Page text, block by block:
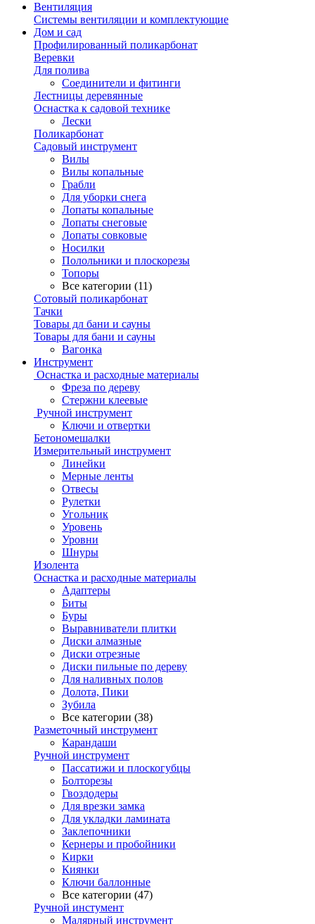
Вентиляция
Системы вентиляции и комплектующие
Дом и сад
Профилированный поликарбонат
Веревки
Для полива
Соединители и фитинги
Лестницы деревянные
Оснастка к садовой технике
Лески
Поликарбонат
Садовый инструмент
Вилы
Вилы копальные
Грабли
Для уборки снега
Лопаты копальные
Лопаты снеговые
Лопаты совковые
Носилки
Полольники и плоскорезы
Топоры
Все категории (11)
Сотовый поликарбонат
Тачки
Товары дл бани и сауны
Товары для бани и сауны
Вагонка
Инструмент
Оснастка и расходные материалы
Фреза по дереву
Стержни клеевые
Ручной инструмент
Ключи и отвертки
Бетономешалки
Измерительный инструмент
Линейки
Мерные ленты
Отвесы
Рулетки
Угольник
Уровень
Уровни
Шнуры
Изолента
Оснастка и расходные материалы
Адаптеры
Биты
Буры
Выравниватели плитки
Диски алмазные
Диски отрезные
Диски пильные по дереву
Для наливных полов
Долота, Пики
Зубила
Все категории (38)
Разметочный инструмент
Карандаши
Ручной инструмент
Пассатижи и плоскогубцы
Болторезы
Гвоздодеры
Для врезки замка
Для укладки ламината
Заклепочники
Кернеры и пробойники
Кирки
Киянки
Ключи баллонные
Все категории (47)
Ручной инстумент
Малярный инструмент